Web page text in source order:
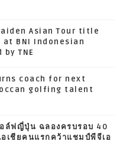
Asian Tour title
BNI Indonesian
TNE
coach for next
golfing talent
ล์ฟญี่ปุ่น ฉลองครบรอบ 40
อเชียคนแรกคว้าแชมป์พีจีเอ